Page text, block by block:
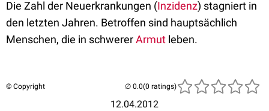
Die Zahl der Neuerkrankungen (Inzidenz) stagniert in
den letzten Jahren. Betroffen sind hauptsächlich
Menschen, die in schwererArmut leben.
© Copyright
12.04.2012
(0 ratings)